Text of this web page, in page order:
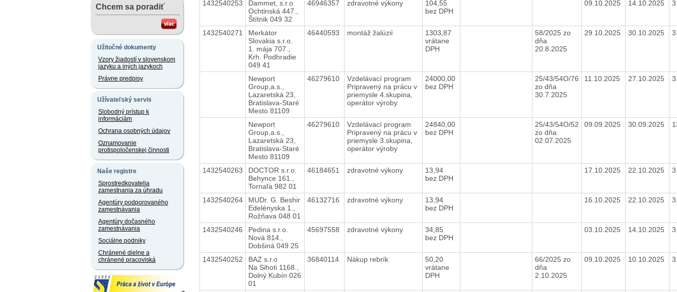
Chcem sa poradiť
Užitočné dokumenty
Vzory žiadostí v slovenskom
jazyku a iných jazykoch
Právne predpisy
Užívateľský servis
Slobodný prístup k
informáciám
Ochrana osobných údajov
Oznamovanie
protispoločenskej činnosti
Naše registre
Sprostredkovatelia
zamestnania za úhradu
Agentúry podporovaného
zamestnávania
Agentúry dočasného
zamestnávania
Sociálne podniky
Chránené dielne a
chránené pracoviská
1432540253
Dammet, s.r.o
Ochtinská 447.,
Štítnik 049 32
46946357 zdravotné výkony
104,55
bez DPH
09.10.2025 14.10.2025
1432540271
Merkátor
Slovakia s.r.o.
1. mája 707.,
Krh. Podhradie
049 41
46440593 montáž žalúzií
1303,87
vrátane
DPH
58/2025 zo
dňa
20.8.2025
29.10.2025 30.10.2025
Newport
Group,a.s.,
Lazaretská 23,
Bratislava-Staré
Mesto 81109
46279610
Vzdelávací program
Pripravený na prácu v
priemysle 4.skupina,
operátor výroby
24000,00
bez DPH
25/43/54O/76
zo dňa
30.7.2025
11.10.2025 27.10.2025
Newport
Group,a.s.,
Lazaretská 23,
Bratislava-Staré
Mesto 81109
46279610
Vzdelávací program
Pripravený na prácu v
priemysle 3.skupina,
operátor výroby
24840,00
bez DPH
25/43/54O/52
zo dňa
02.07.2025
09.09.2025 30.09.2025
1432540263
DOCTOR s.r.o.
Behynce 161.,
Tornaľa 982 01
46184651 zdravotné výkony
13,94
bez DPH
17.10.2025 22.10.2025
1432540264
MUDr. G. Beshir
Edelényska 1.,
Rožňava 048 01
46132716 zdravotné výkony
13,94
bez DPH
16.10.2025 22.10.2025
1432540246
Pedina s.r.o.
Nová 814.,
Dobšiná 049 25
45697558 zdravotné výkony
34,85
bez DPH
03.10.2025 14.10.2025
1432540252
BAZ s.r.o
Na Sihoti 1168.,
Dolný Kubín 026
01
36840114 Nákup rebrík
50,20
vrátane
DPH
66/2025 zo
dňa
2.10.2025
09.10.2025 10.10.2025